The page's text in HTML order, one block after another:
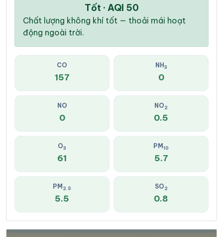
Tốt · AQI 50
Chất lượng không khí tốt — thoải mái hoạt
động ngoài trời.
CO
157
NH 3
0
NO
0
NO2
0.5
O3
61
PM 10
5.7
PM 2.5
5.5
SO2
0.8